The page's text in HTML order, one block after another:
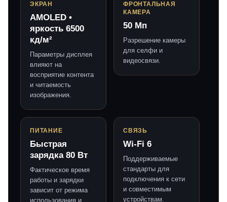
ЭКРАН
AMOLED •
яркость 6500
кд/м²
Параметры дисплея
влияют на
восприятие контента
и читаемость
изображения.
ФРОНТАЛЬНАЯ
КАМЕРА
50 Мп
Разрешение камеры
для селфи и
видеосвязи.
ПИТАНИЕ
Быстрая
зарядка 80 Вт
Фактическое время
работы и зарядки
зависит от режима
использования и
СВЯЗЬ
Wi-Fi 6
Поддерживаемые
стандарты для
подключения к сети
и совместимым
устройствам.